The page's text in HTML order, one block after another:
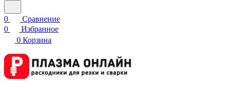
0
Сравнение
0
Избранное
0 Корзина